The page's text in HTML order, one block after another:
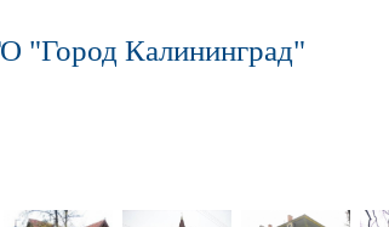
"Город Калининград"